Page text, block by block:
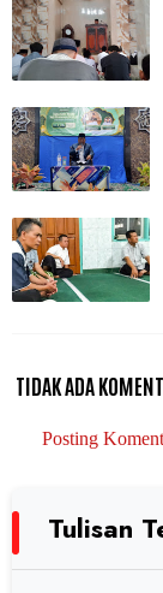
TIDAK ADA
Posting
Tulisan